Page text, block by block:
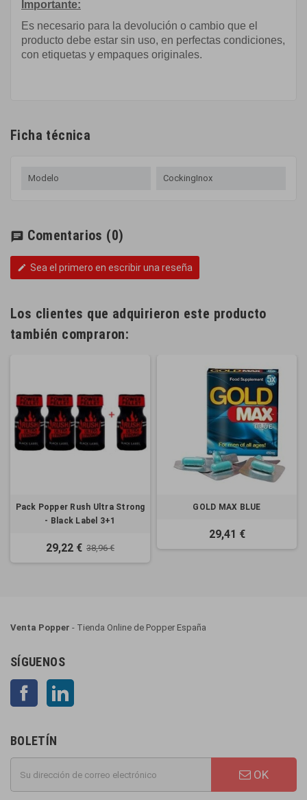
Importante:
Es necesario para la devolución o cambio que el
producto debe estar sin uso, en perfectas condiciones,
con etiquetas y empaques originales.
Ficha técnica
Modelo CockingInox
chat Comentarios (0)
edit Sea el primero en escribir una reseña
Los clientes que adquirieron este producto
también compraron:
Pack Popper Rush Ultra Strong
- Black Label 3+1
29,22 € 38,96 €
GOLD MAX BLUE
29,41 €
Venta Popper - Tienda Online de Popper España
SÍGUENOS
Facebook
BOLETÍN
OK